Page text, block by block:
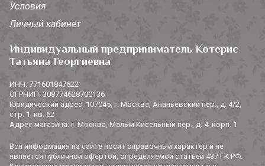
Условия
Личный кабинет
Индивидуальный предприниматель Котерис
Татьяна Георгиевна
ИНН: 771601847622
ОГРНИП: 308774628700136
Юридический адрес: 107045, г. Москва, Ананьевский пер., д. 4/2,
стр. 1, кв. 62
Адрес магазина: г. Москва, Малый Кисельный пер., д. 4, корп. 1
Вся информация на сайте носит справочный характер и не
является публичной офертой, определяемой статьей 437 ГК РФ.